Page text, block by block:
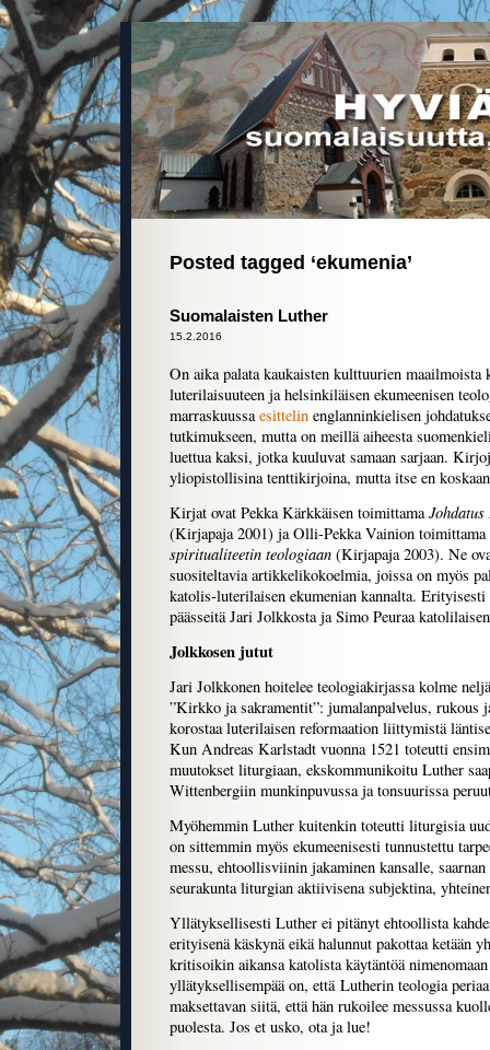
Posted tagged ‘ekumenia’
Suomalaisten Luther
15.2.2016
On aika palata kaukaisten kulttuurien maailmoista
luterilaisuuteen ja helsinkiläisen ekumeenisen
marraskuussaesittelin englanninkielisen
tutkimukseen, mutta on meillä aiheesta
luettua kaksi, jotka kuuluvat samaan sarjaan.
yliopistollisina tenttikirjoina, mutta itse en
Kirjat ovat Pekka Kärkkäisen toimittama
(Kirjapaja 2001) ja Olli-Pekka Vainion toimittama
spiritualiteetin teologiaan (Kirjapaja 2003). Ne
suositeltavia artikkelikokoelmia, joissa on myös
katolis-luterilaisen ekumenian kannalta.
päässeitä Jari Jolkkosta ja Simo Peuraa
Jolkkosen jutut
Jari Jolkkonen hoitelee teologiakirjassa kolme
”Kirkko ja sakramentit”: jumalanpalvelus, rukous
korostaa luterilaisen reformaation liittymistä
Kun Andreas Karlstadt vuonna 1521 toteutti
muutokset liturgiaan, ekskommunikoitu Luther
Wittenbergiin munkinpuvussa ja tonsuurissa
Myöhemmin Luther kuitenkin toteutti liturgisia
on sittemmin myös ekumeenisesti tunnustettu
messu, ehtoollisviinin jakaminen kansalle,
seurakunta liturgian aktiivisena subjektina,
Yllätyksellisesti Luther ei pitänyt ehtoollista
erityisenä käskynä eikä halunnut pakottaa ketään
kritisoikin aikansa katolista käytäntöä
yllätyksellisempää on, että Lutherin teologia
maksettavan siitä, että hän rukoilee messussa
puolesta. Jos et usko, ota ja lue!